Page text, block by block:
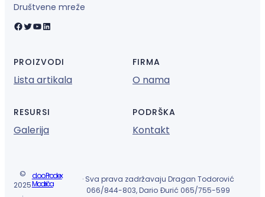
Društvene mreže
Facebook Twitter YouTube LinkedIn
PROIZVODI
Lista artikala
FIRMA
O nama
RESURSI
Galerija
PODRŠKA
Kontakt
©
2025
d.o.o. Prodex
Modriča
· Sva prava zadržavaju Dragan Todorović
066/844-803, Dario Đurić 065/755-599